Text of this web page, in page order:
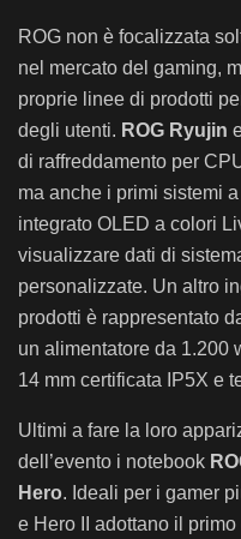
ROG non è focalizzata
nel mercato del gaming,
proprie linee di prodotti
degli utenti. ROG Ryujin
di raffreddamento per
ma anche i primi sistemi
integrato OLED a colori
visualizzare dati di
personalizzate. Un altro
prodotti è rappresentato
un alimentatore da 1.200
14 mm certificata IP5X e
Ultimi a fare la loro
dell’evento i notebook
Hero. Ideali per i gamer
e Hero II adottano il